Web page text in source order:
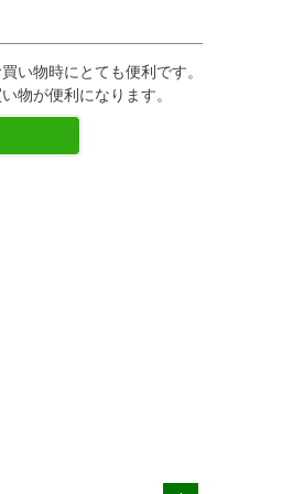
い物時にとても便利です。
物が便利になります。